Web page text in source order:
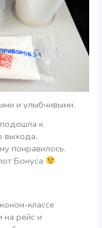
и улыбчивыми.
к
выхода,
понравилось.
Бонуса
классе
на рейс и